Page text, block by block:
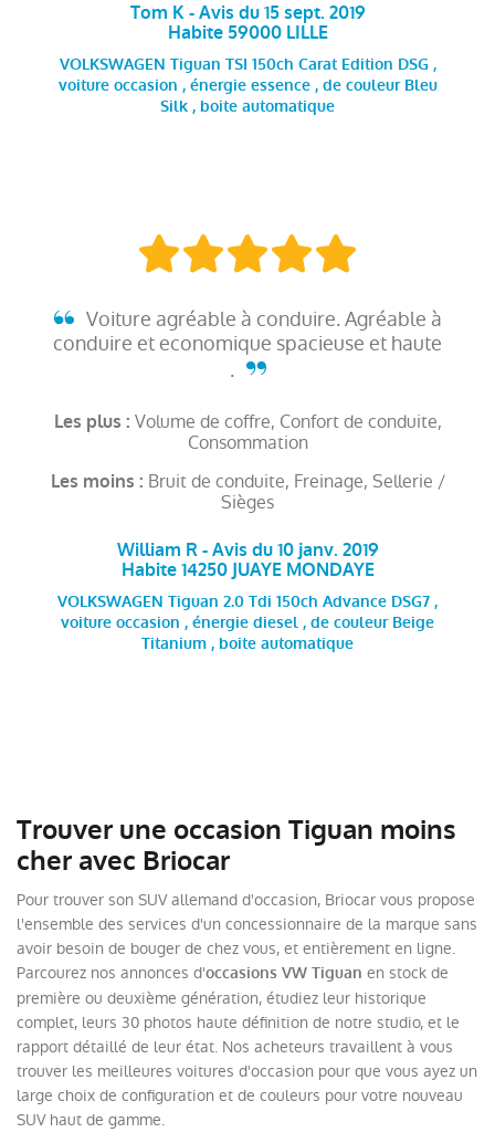
Tom K - Avis du 15 sept. 2019
Habite 59000 LILLE
VOLKSWAGEN Tiguan TSI 150ch Carat Edition DSG ,
voiture occasion , énergie essence , de couleur Bleu
Silk , boite automatique
Voiture agréable à conduire. Agréable à
conduire et economique spacieuse et haute
.
Les plus : Volume de coffre, Confort de conduite,
Consommation
Les moins : Bruit de conduite, Freinage, Sellerie /
Sièges
William R - Avis du 10 janv. 2019
Habite 14250 JUAYE MONDAYE
VOLKSWAGEN Tiguan 2.0 Tdi 150ch Advance DSG7 ,
voiture occasion , énergie diesel , de couleur Beige
Titanium , boite automatique
Trouver une occasion Tiguan moins
cher avec Briocar
Pour trouver son SUV allemand d'occasion, Briocar vous propose
l'ensemble des services d'un concessionnaire de la marque sans
avoir besoin de bouger de chez vous, et entièrement en ligne.
Parcourez nos annonces d'occasions VW Tiguan en stock de
première ou deuxième génération, étudiez leur historique
complet, leurs 30 photos haute définition de notre studio, et le
rapport détaillé de leur état. Nos acheteurs travaillent à vous
trouver les meilleures voitures d'occasion pour que vous ayez un
large choix de configuration et de couleurs pour votre nouveau
SUV haut de gamme.